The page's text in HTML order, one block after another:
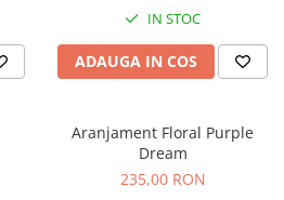
IN STOC
ADAUGA IN COS
Aranjament Floral Purple
Dream
235,00 RON